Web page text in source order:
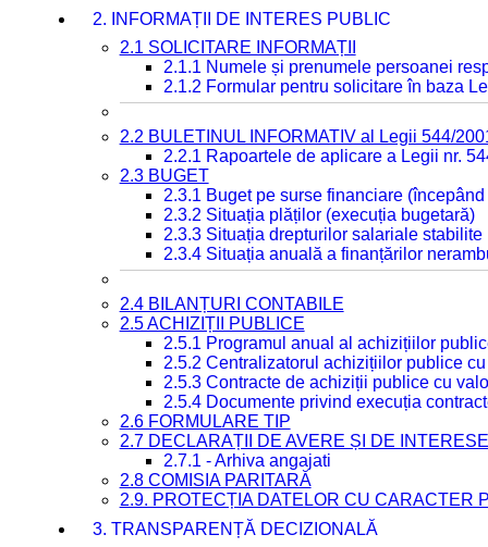
2. INFORMAȚII DE INTERES PUBLIC
2.1 SOLICITARE INFORMAȚII
2.1.1 Numele și prenumele persoanei
2.1.2 Formular pentru solicitare în baza
2.2 BULETINUL INFORMATIV al Legii 544/
2.2.1 Rapoartele de aplicare a Legii nr.
2.3 BUGET
2.3.1 Buget pe surse financiare
2.3.2 Situația plăților (execuția bugetară)
2.3.3 Situația drepturilor salariale
2.3.4 Situația anuală a finanțărilor
2.4 BILANȚURI CONTABILE
2.5 ACHIZIȚII PUBLICE
2.5.1 Programul anual al achizițiilor
2.5.2 Centralizatorul achizițiilor publice
2.5.3 Contracte de achiziții publice cu
2.5.4 Documente privind execuția
2.6 FORMULARE TIP
2.7 DECLARAȚII DE AVERE ȘI DE INTERESE
2.7.1 - Arhiva angajati
2.8 COMISIA PARITARĂ
2.9. PROTECȚIA DATELOR CU CARACTER
3. TRANSPARENȚĂ DECIZIONALĂ